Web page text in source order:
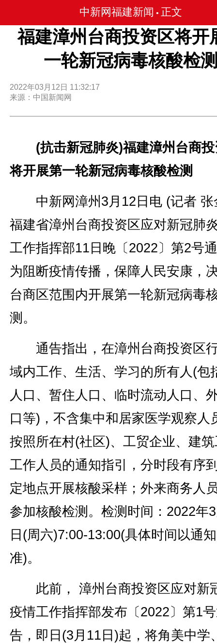
中新网福建新闻 • 正文
福建漳州台商投资区将开
一轮新冠病毒核酸检
2022年03月12日 11:32:17
来源：中国新闻网
(抗击新冠肺炎)福建漳州台商投
将开展第一轮新冠病毒核酸检测
中新网漳州3月12日电 (记者 张
福建省漳州台商投资区应对新冠肺
工作指挥部11日晚〔2022〕第2号
为阻断疫情传播，保障人民安康，
台商区范围内开展第一轮新冠病毒
测。
通告指出，在漳州台商投资区
域内工作、生活、学习的所有人(包
人口、暂住人口、临时流动人口、
口等)，不含集中和居家医学观察人
按照所在村(社区)、工贸企业、建
工作人员的通知指引，分时段有序
定地点开展核酸采样；外来商务人
参加核酸检测。检测时间：2022年
日(周六)7:00-13:00(具体时间以通
准)。
此前， 漳州台商投资区应对新
疫情工作指挥部发布〔2022〕第1
告，即日(3月11日)起，将角美中学